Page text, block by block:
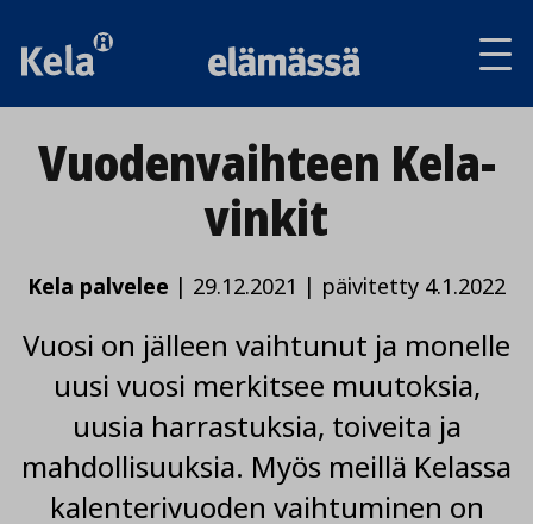
Vuodenvaihteen Kela-
vinkit
Kela palvelee | 29.12.2021 | päivitetty 4.1.2022
Vuosi on jälleen vaihtunut ja monelle
uusi vuosi merkitsee muutoksia,
uusia harrastuksia, toiveita ja
mahdollisuuksia. Myös meillä Kelassa
kalenterivuoden vaihtuminen on